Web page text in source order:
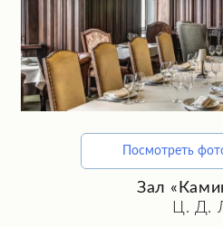
Подберите мне зал
Посмотреть
Зал
Ц. Д.